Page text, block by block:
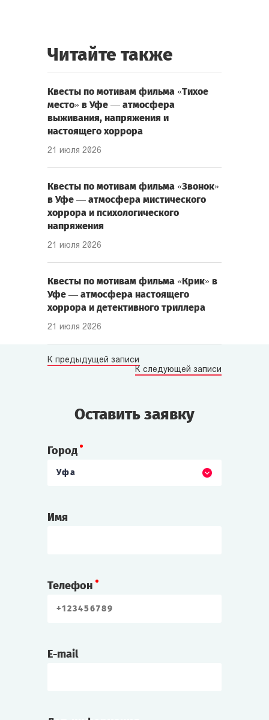
Читайте также
Квесты по мотивам фильма «Тихое
место» в Уфе — атмосфера
выживания, напряжения и
настоящего хоррора
21 июля 2026
Квесты по мотивам фильма «Звонок»
в Уфе — атмосфера мистического
хоррора и психологического
напряжения
21 июля 2026
Квесты по мотивам фильма «Крик» в
Уфе — атмосфера настоящего
хоррора и детективного триллера
21 июля 2026
К предыдущей записи
К следующей записи
Оставить заявку
Город
Уфа
Имя
Телефон
E-mail